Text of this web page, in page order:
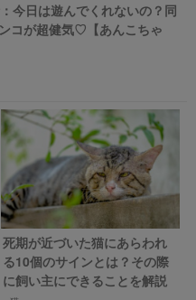
今日は遊んでくれないの？同
コが超健気♡【あんこちゃ
死期が近づいた猫にあらわれ
る10個のサインとは？その際
に飼い主にできることを解説